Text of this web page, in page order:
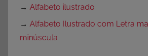
→ Alfabeto ilustrado
→ Alfabeto Ilustrado com Letra
minúscula